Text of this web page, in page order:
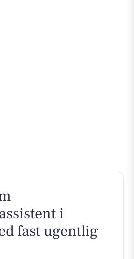
i
fast ugentlig